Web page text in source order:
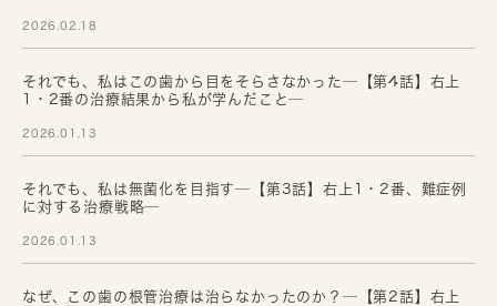
2026.02.18
それでも、私はこの歯から目をそらさなかった─【第4話】右上
1・2番の治療結果から私が学んだこと─
2026.01.13
それでも、私は無菌化を目指す─【第3話】右上1・2番、難症例
に対する治療戦略─
2026.01.13
なぜ、この歯の根管治療は治らなかったのか？─【第2話】右上